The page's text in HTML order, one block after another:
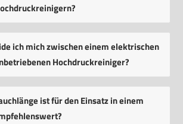
ich mich zwischen einem elektrischen
Hochdruckreiniger?
ist für den Einsatz in einem